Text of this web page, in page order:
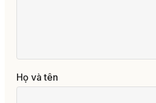
Họ và tên